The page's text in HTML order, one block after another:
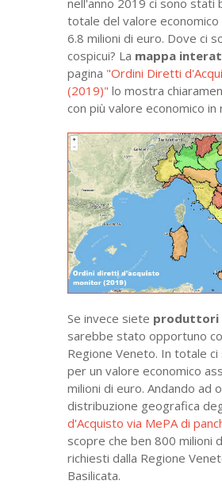
totale del valore economico
6.8 milioni di euro. Dove ci
cospicui? La mappa
pagina "Ordini Diretti
(2019)" lo mostra
con più valore economico in
Se invece siete produttori
sarebbe stato opportuno
Regione Veneto. In totale
per un valore economico
milioni di euro. Andando ad
distribuzione geografica
d'Acquisto via MePA di
scopre che ben 800 milioni
richiesti dalla Regione
Basilicata.